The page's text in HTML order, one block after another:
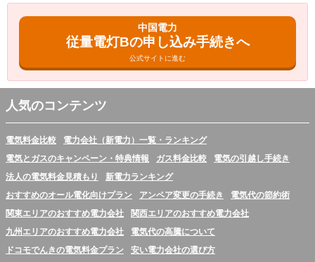
中国電力
従量電灯Bの申し込み手続きへ
公式サイトに進む
人気のコンテンツ
電気料金比較
電力会社（新電力）一覧・ランキング
電気とガスのキャンペーン・特典情報
ガス料金比較
電気の引越し手続き
法人の電気料金見積もり
新電力ランキング
おすすめのオール電化向けプラン
アンペア変更の手続き
電気代の節約術
関東エリアのおすすめ電力会社
関西エリアのおすすめ電力会社
九州エリアのおすすめ電力会社
電気代の高騰について
ドコモでんきの電気料金プラン
安い電力会社の選び方